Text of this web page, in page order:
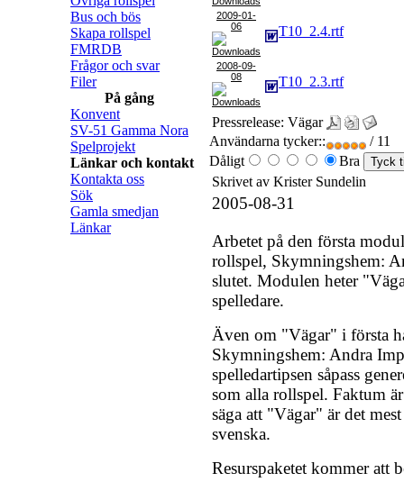
Bus och bös
Skapa rollspel
FMRDB
Frågor och svar
Filer
På gång
Konvent
SV-51 Gamma Nora
Spelprojekt
Länkar och kontakt
Kontakta oss
Sök
Gamla smedjan
Länkar
2009-01-
06
T10_2.4.rtf
2008-09-
08
T10_2.3.rtf
Pressrelease: Vägar
Användarna tycker::
/ 11
Dåligt
Bra
Skrivet av Krister Sundelin
2005-08-31
Arbetet på den första
rollspel, Skymningshem:
slutet. Modulen heter
spelledare.
Även om "Vägar" i första
Skymningshem: Andra
spelledartipsen såpass
som alla rollspel. Faktum
säga att "Vägar" är det
svenska.
Resurspaketet kommer att